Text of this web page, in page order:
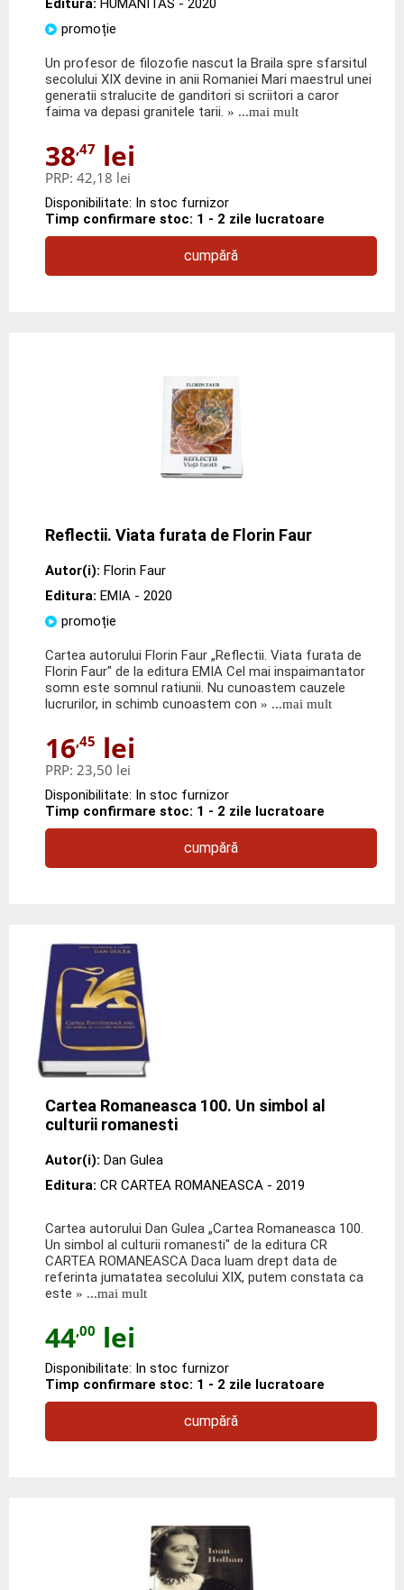
promoție
Un profesor de filozofie nascut la Braila spre sfarsitul
secolului XIX devine in anii Romaniei Mari maestrul unei
generatii stralucite de ganditori si scriitori a caror
faima va depasi granitele tarii. » ...mai mult
38,47 lei
PRP: 42,18 lei
Disponibilitate: In stoc furnizor
Timp confirmare stoc: 1 - 2 zile lucratoare
cumpără
Reflectii. Viata furata de Florin Faur
Autor(i): Florin Faur
Editura: EMIA - 2020
promoție
Cartea autorului Florin Faur „Reflectii. Viata furata de
Florin Faur" de la editura EMIA Cel mai inspaimantator
somn este somnul ratiunii. Nu cunoastem cauzele
lucrurilor, in schimb cunoastem con » ...mai mult
16,45 lei
PRP: 23,50 lei
Disponibilitate: In stoc furnizor
Timp confirmare stoc: 1 - 2 zile lucratoare
cumpără
Cartea Romaneasca 100. Un simbol al
culturii romanesti
Autor(i): Dan Gulea
Editura: CR CARTEA ROMANEASCA - 2019
Cartea autorului Dan Gulea „Cartea Romaneasca 100.
Un simbol al culturii romanesti" de la editura CR
CARTEA ROMANEASCA Daca luam drept data de
referinta jumatatea secolului XIX, putem constata ca
este » ...mai mult
44,00 lei
Disponibilitate: In stoc furnizor
Timp confirmare stoc: 1 - 2 zile lucratoare
cumpără